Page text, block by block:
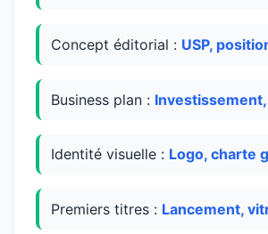
Concept éditorial : USP,
Business plan : Investissement,
Identité visuelle : Logo, charte
Premiers titres : Lancement,